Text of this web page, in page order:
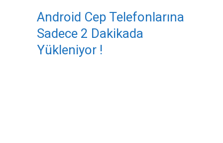
Android Cep Telefonlarına
Sadece 2 Dakikada
Yükleniyor !